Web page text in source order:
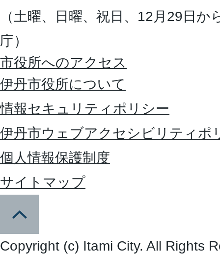
（土曜、日曜、祝日、12月29日
庁）
市役所へのアクセス
伊丹市役所について
情報セキュリティポリシー
伊丹市ウェブアクセシビリティポ
個人情報保護制度
サイトマップ
Copyright (c) Itami City. All Rights